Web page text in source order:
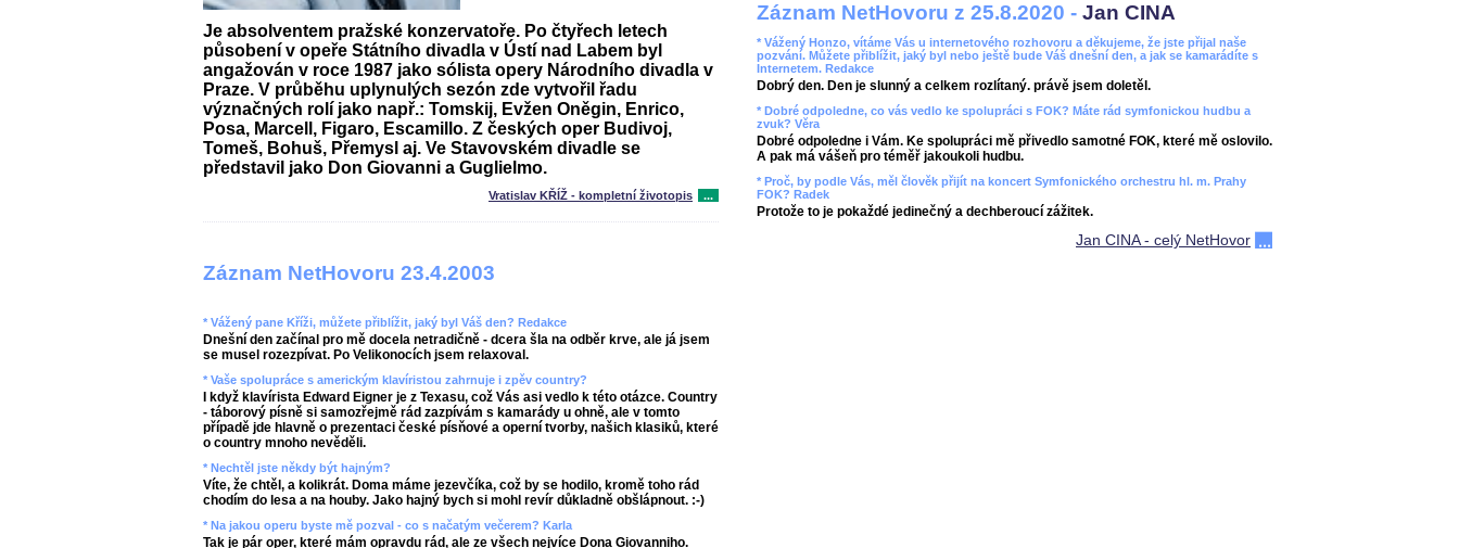
Je absolventem pražské konzervatoře. Po čtyřech letech
působení v opeře Státního divadla v Ústí nad Labem byl
angažován v roce 1987 jako sólista opery Národního divadla v
Praze. V průběhu uplynulých sezón zde vytvořil řadu
význačných rolí jako např.: Tomskij, Evžen Oněgin, Enrico,
Posa, Marcell, Figaro, Escamillo. Z českých oper Budivoj,
Tomeš, Bohuš, Přemysl aj. Ve Stavovském divadle se
představil jako Don Giovanni a Guglielmo.
Vratislav KŘÍŽ - kompletní životopis ...
Záznam NetHovoru 23.4.2003
* Vážený pane Kříži, můžete přiblížit, jaký byl Váš den? Redakce
Dnešní den začínal pro mě docela netradičně - dcera šla na odběr krve, ale já jsem
se musel rozezpívat. Po Velikonocích jsem relaxoval.
* Vaše spolupráce s americkým klavíristou zahrnuje i zpěv country?
I když klavírista Edward Eigner je z Texasu, což Vás asi vedlo k této otázce. Country
- táborový písně si samozřejmě rád zazpívám s kamarády u ohně, ale v tomto
případě jde hlavně o prezentaci české písňové a operní tvorby, našich klasiků, které
o country mnoho nevěděli.
* Nechtěl jste někdy být hajným?
Víte, že chtěl, a kolikrát. Doma máme jezevčíka, což by se hodilo, kromě toho rád
chodím do lesa a na houby. Jako hajný bych si mohl revír důkladně obšlápnout. :-)
* Na jakou operu byste mě pozval - co s načatým večerem? Karla
Tak je pár oper, které mám opravdu rád, ale ze všech nejvíce Dona Giovanniho.
Záznam NetHovoru z 25.8.2020 - Jan CINA
* Vážený Honzo, vítáme Vás u internetového rozhovoru a děkujeme, že jste přijal naše
pozvání. Můžete přiblížit, jaký byl nebo ještě bude Váš dnešní den, a jak se kamarádíte s
Internetem. Redakce
Dobrý den. Den je slunný a celkem rozlítaný. právě jsem doletěl.
* Dobré odpoledne, co vás vedlo ke spolupráci s FOK? Máte rád symfonickou hudbu a
zvuk? Věra
Dobré odpoledne i Vám. Ke spolupráci mě přivedlo samotné FOK, které mě oslovilo.
A pak má vášeň pro téměř jakoukoli hudbu.
* Proč, by podle Vás, měl člověk přijít na koncert Symfonického orchestru hl. m. Prahy
FOK? Radek
Protože to je pokaždé jedinečný a dechberoucí zážitek.
Jan CINA - celý NetHovor